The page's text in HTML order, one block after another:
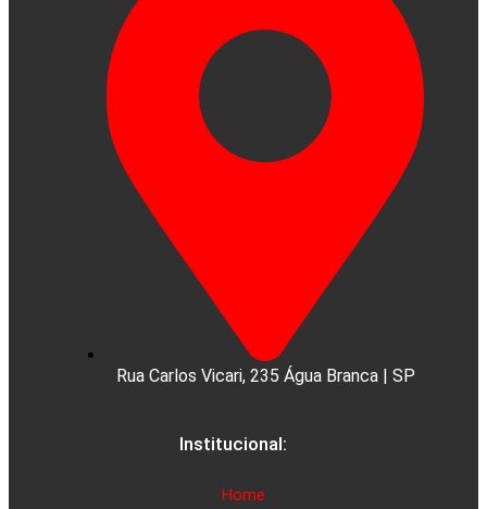
Rua Carlos Vicari, 235 Água Branca | SP
Institucional:
Home